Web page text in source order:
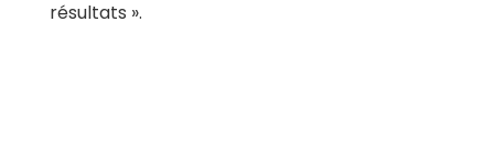
résultats ».